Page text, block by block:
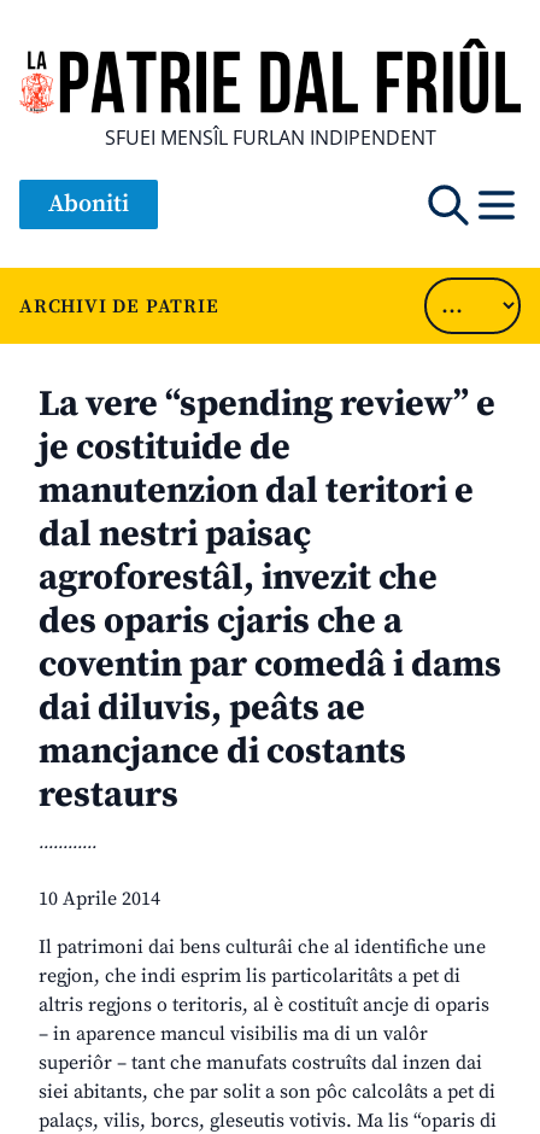
SFUEI MENSÎL FURLAN INDIPENDENT
Aboniti
ARCHIVI DE PATRIE
La vere “spending review” e
je costituide de
manutenzion dal teritori e
dal nestri paisaç
agroforestâl, invezit che
des oparis cjaris che a
coventin par comedâ i dams
dai diluvis, peâts ae
mancjance di costants
restaurs
............
10 Aprile 2014
Il patrimoni dai bens culturâi che al identifiche une
regjon, che indi esprim lis particolaritâts a pet di
altris regjons o teritoris, al è costituît ancje di oparis
– in aparence mancul visibilis ma di un valôr
superiôr – tant che manufats costruîts dal inzen dai
siei abitants, che par solit a son pôc calcolâts a pet di
palaçs, vilis, borcs, gleseutis votivis. Ma lis “oparis di